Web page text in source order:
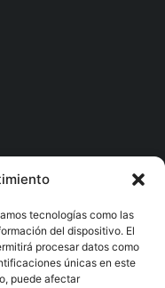
tecnologías como las
del dispositivo. El
procesar datos como
únicas en este
puede afectar